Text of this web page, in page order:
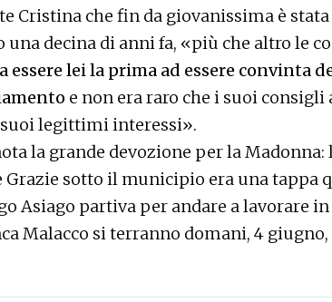
Cristina che fin da giovanissima è
una decina di anni fa, «più che altro le
essere lei la prima ad essere convinta
e non era raro che i suoi consigli
legittimi interessi».
la grande devozione per la Madonna:
Grazie sotto il municipio era una tappa
Asiago partiva per andare a lavorare
Malacco si terranno domani, 4 giugno,